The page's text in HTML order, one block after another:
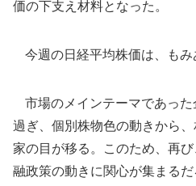
価の下支え材料となった。
今週の日経平均株価は、もみ
市場のメインテーマであっ
過ぎ、個別株物色の動きから
家の目が移る。このため、再
融政策の動きに関心が集まるだ